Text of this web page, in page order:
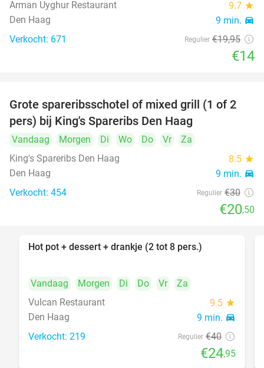
Arman Uyghur Restaurant
9.7 star
Den Haag 9 min. directions_car
Verkocht: 671 Regulier €19,95
€14
32%
Grote spareribsschotel of mixed grill (1 of 2
pers) bij King's Spareribs Den Haag
Vandaag Morgen Di Wo Do Vr
Za
King's Spareribs Den Haag
8.5 star
Den Haag 9 min. directions_car
Verkocht: 454 Regulier €30
€20,50
Hot pot + dessert + drankje (2 tot 8 pers.)
Vandaag Morgen Di Do Vr
Za
Vulcan Restaurant
9.5 star
Den Haag 9 min. directions_car
Verkocht: 219 Regulier €40
€24,95